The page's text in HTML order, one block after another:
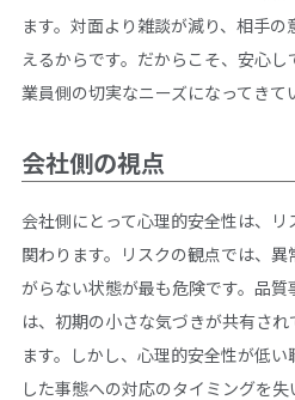
ます。対面より雑談が減り、相手
えるからです。だからこそ、安心
業員側の切実なニーズになってきて
会社側の視点
会社側にとって心理的安全性は、
関わります。リスクの観点では、
がらない状態が最も危険です。品
は、初期の小さな気づきが共有さ
ます。しかし、心理的安全性が低
した事態への対応のタイミングを失